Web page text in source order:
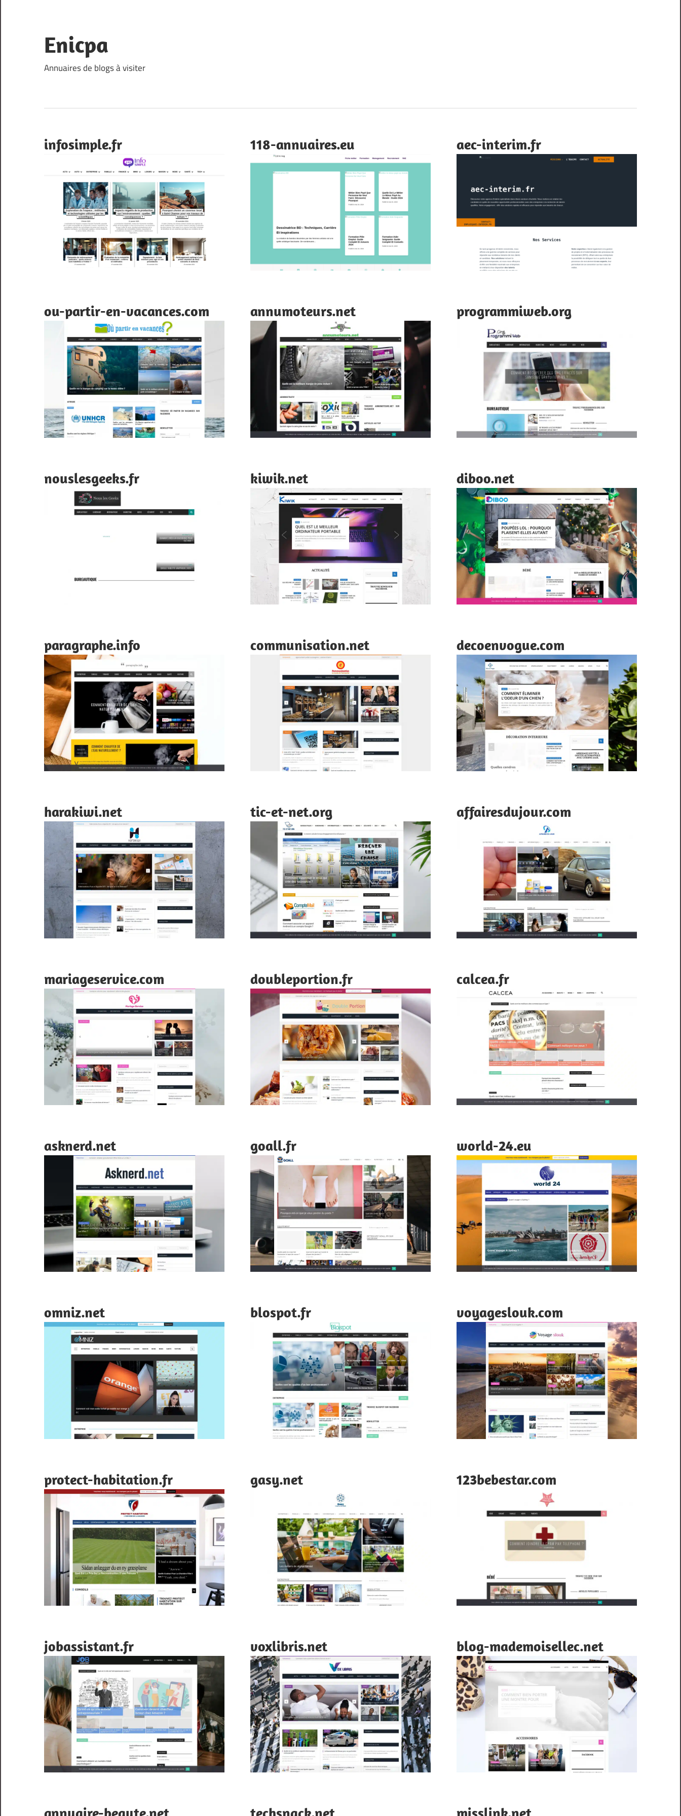
content
Enicpa
Annuaires de blogs à visiter
infosimple.fr 118-annuaires.eu aec-interim.fr
ou-partir-en-vacances.com annumoteurs.net programmiweb.org
nouslesgeeks.fr kiwik.net diboo.net
paragraphe.info communisation.net decoenvogue.com
harakiwi.net tic-et-net.org affairesdujour.com
mariageservice.com doubleportion.fr calcea.fr
asknerd.net goall.fr world-24.eu
omniz.net blospot.fr voyageslouk.com
protect-habitation.fr gasy.net 123bebestar.com
jobassistant.fr voxlibris.net blog-mademoisellec.net